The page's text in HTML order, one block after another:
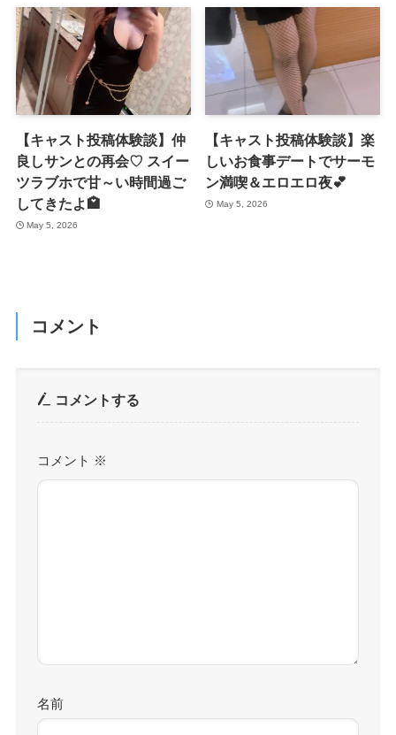
【キャスト投稿体験談】仲
良しサンとの再会♡ スイー
ツラブホで甘～い時間過ご
してきたよ🏩
May 5, 2026
【キャスト投稿体験談】楽
しいお食事デートでサーモ
ン満喫＆エロエロ夜💕
May 5, 2026
コメント
コメントする
コメント ※
名前